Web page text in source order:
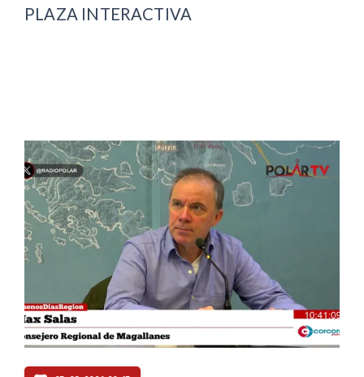
PLAZA INTERACTIVA